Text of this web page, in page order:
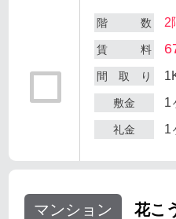
階 数 2
賃 料
間 取 り
敷金 1
礼金 1
マンション 花こ